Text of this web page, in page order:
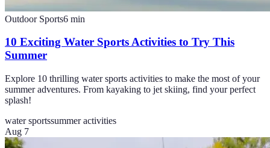
Outdoor Sports6 min
10 Exciting Water Sports Activities to Try This
Summer
Explore 10 thrilling water sports activities to make the most of your
summer adventures. From kayaking to jet skiing, find your perfect
splash!
water sportssummer activities
Aug 7